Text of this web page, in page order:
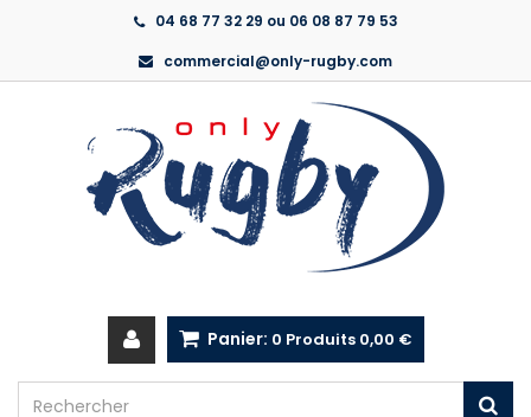
04 68 77 32 29 ou 06 08 87 79 53
commercial@only-rugby.com
Panier: 0 Produits 0,00 €